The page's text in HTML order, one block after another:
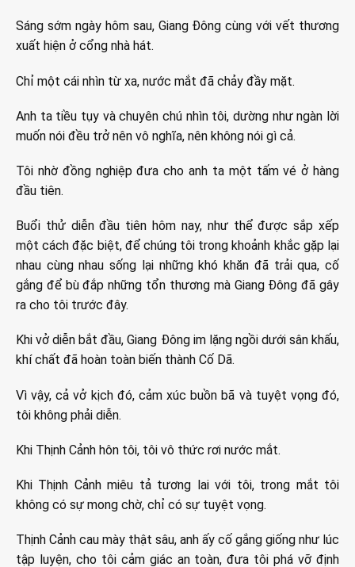
Sáng sớm ngày hôm sau, Giang Đông cùng với vết thương
xuất hiện ở cổng nhà hát.
Chỉ một cái nhìn từ xa, nước mắt đã chảy đầy mặt.
Anh ta tiều tụy và chuyên chú nhìn tôi, dường như ngàn lời
muốn nói đều trở nên vô nghĩa, nên không nói gì cả.
Tôi nhờ đồng nghiệp đưa cho anh ta một tấm vé ở hàng
đầu tiên.
Buổi thử diễn đầu tiên hôm nay, như thể được sắp xếp
một cách đặc biệt, để chúng tôi trong khoảnh khắc gặp lại
nhau cùng nhau sống lại những khó khăn đã trải qua, cố
gắng để bù đắp những tổn thương mà Giang Đông đã gây
ra cho tôi trước đây.
Khi vở diễn bắt đầu, Giang Đông im lặng ngồi dưới sân khấu,
khí chất đã hoàn toàn biến thành Cố Dã.
Vì vậy, cả vở kịch đó, cảm xúc buồn bã và tuyệt vọng đó,
tôi không phải diễn.
Khi Thịnh Cảnh hôn tôi, tôi vô thức rơi nước mắt.
Khi Thịnh Cảnh miêu tả tương lai với tôi, trong mắt tôi
không có sự mong chờ, chỉ có sự tuyệt vọng.
Thịnh Cảnh cau mày thật sâu, anh ấy cố gắng giống như lúc
tập luyện, cho tôi cảm giác an toàn, đưa tôi phá vỡ định